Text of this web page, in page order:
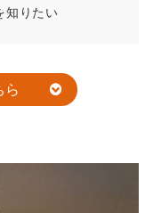
知りたい
ら